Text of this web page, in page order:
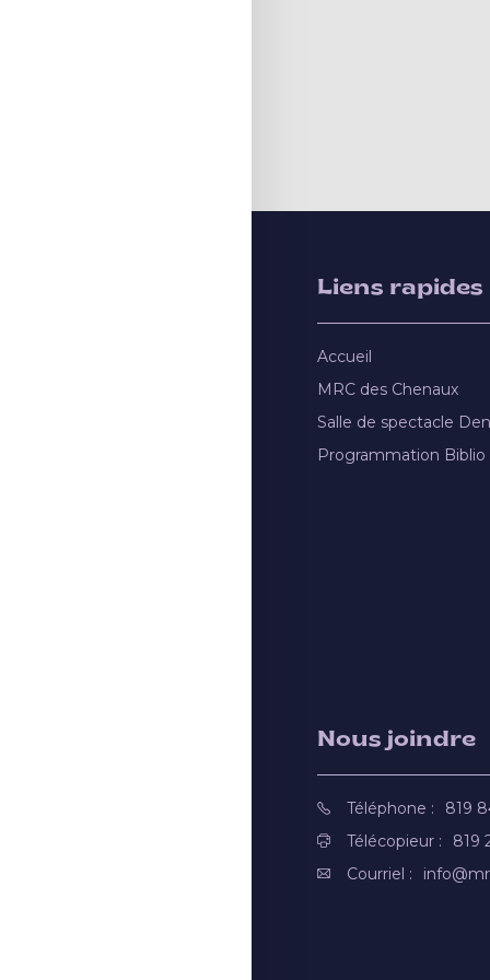
Liens rapides
Accueil
MRC des Chenaux
Salle de spectacle
Programmation Biblio
Nous joindre
Téléphone :
819
Télécopieur :
819
Courriel :